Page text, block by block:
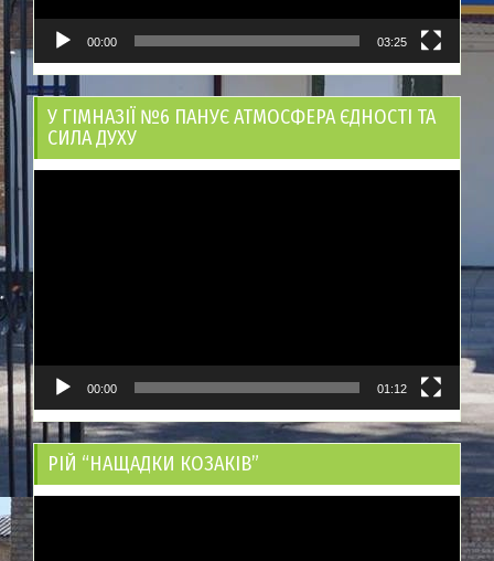
00:00 03:25
У ГІМНАЗІЇ №6 ПАНУЄ АТМОСФЕРА ЄДНОСТІ ТА
СИЛА ДУХУ
00:00 01:12
РІЙ “НАЩАДКИ КОЗАКІВ”